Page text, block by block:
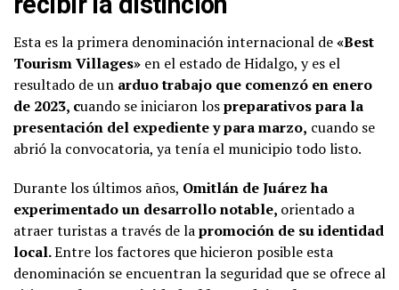
Esta es la primera denominación internacional de«Best
Tourism Villages» en el estado de Hidalgo, y es el
resultado de un arduo trabajo que comenzó en enero
de 2023, cuando se iniciaron lospreparativos para la
presentación del expediente y para marzo, cuando se
abrió la convocatoria, ya tenía el municipio todo listo.
Durante los últimos años, Omitlán de Juárez ha
experimentado un desarrollo notable, orientado a
atraer turistas a través de lapromoción de su identidad
local.Entre los factores que hicieron posible esta
denominación se encuentran la seguridad que se ofrece al